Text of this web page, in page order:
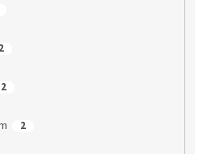
2
2
2